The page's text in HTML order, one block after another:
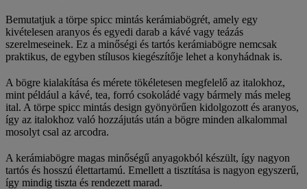
Bemutatjuk a törpe spicc mintás kerámiabögrét, amely egy
kivételesen aranyos és egyedi darab a kávé vagy teázás
szerelmeseinek. Ez a minőségi és tartós kerámiabögre nemcsak
praktikus, de egyben stílusos kiegészítője lehet a konyhádnak is.
A bögre kialakítása és mérete tökéletesen megfelelő az italokhoz,
mint például a kávé, tea, forró csokoládé vagy bármely más meleg
ital. A törpe spicc mintás design gyönyörűen kidolgozott és aranyos,
így az italokhoz való hozzájutás után a bögre minden alkalommal
mosolyt csal az arcodra.
A kerámiabögre magas minőségű anyagokból készült, így nagyon
tartós és hosszú élettartamú. Emellett a tisztítása is nagyon egyszerű,
így mindig tiszta és rendezett marad.